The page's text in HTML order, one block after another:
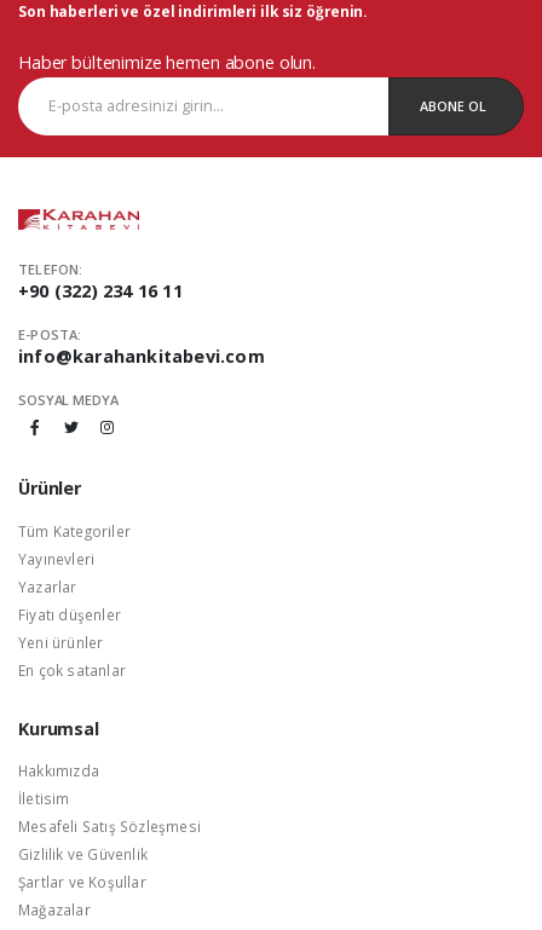
Son haberleri ve özel indirimleri ilk siz öğrenin.
Haber bültenimize hemen abone olun.
ABONE OL
TELEFON:
+90 (322) 234 16 11
E-POSTA:
info@karahankitabevi.com
SOSYAL MEDYA
Ürünler
Tüm Kategoriler
Yayınevleri
Yazarlar
Fiyatı düşenler
Yeni ürünler
En çok satanlar
Kurumsal
Hakkımızda
İletisim
Mesafeli Satış Sözleşmesi
Gizlilik ve Güvenlik
Şartlar ve Koşullar
Mağazalar